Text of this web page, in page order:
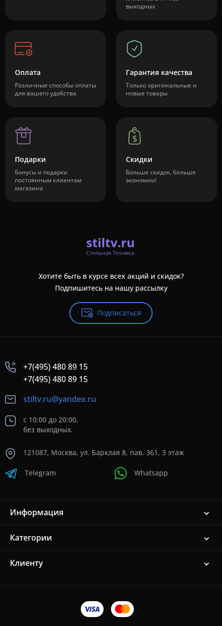
выходных
Оплата
Различные способы оплаты
для вашего удобства
Гарантия качества
Только оригинальные и
новые товары
Подарки
Бонусы и подарки
постоянным клиентам
магазина
Скидки
Больше скидок, больше
экономии!
Хотите быть в курсе всех акций и скидок?
Подпишитесь на нашу рассылку
Подписаться
+7(495) 480 89 15
+7(495) 480 89 15
stiltv.ru@yandex.ru
с 10:00 до 20:00,
без выходных.
121087, Москва, ул. Барклая 8, пав. 361, 3 этаж
Telegram Whatsapp
Информация
Категории
Клиенту